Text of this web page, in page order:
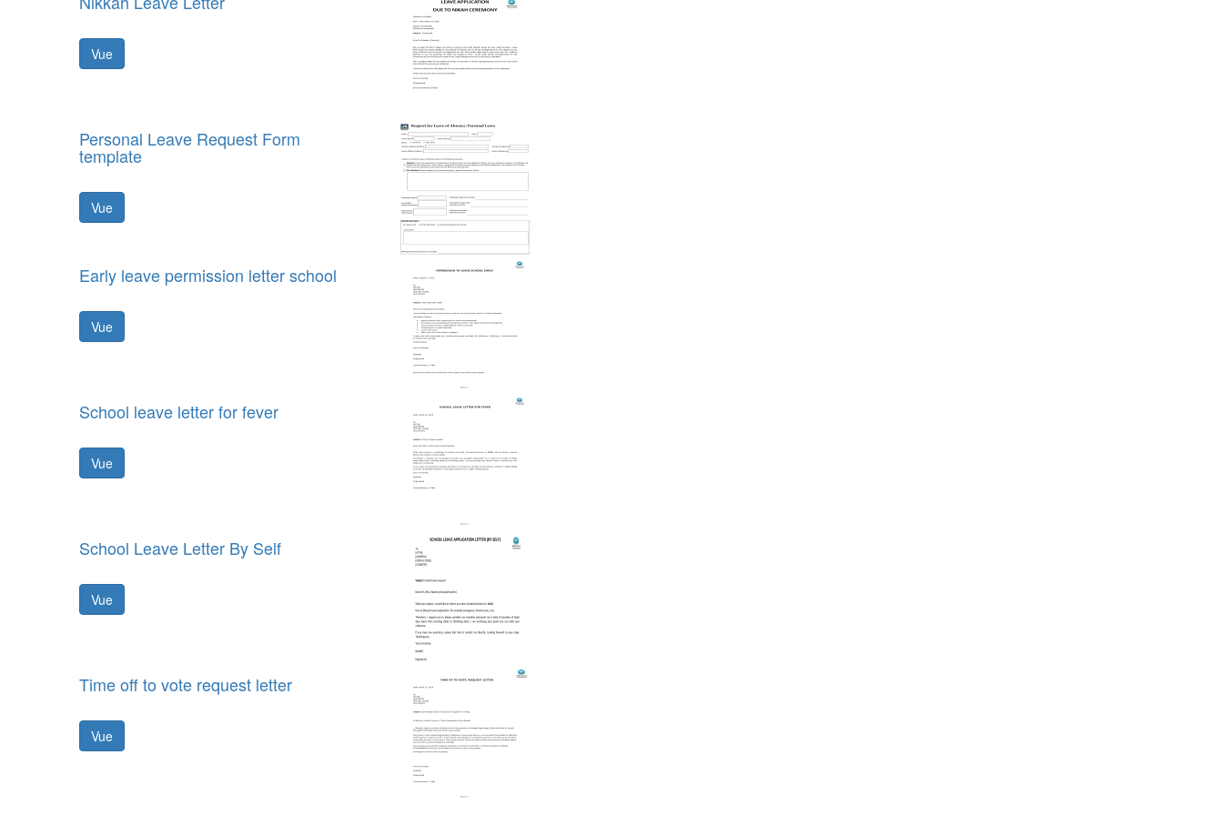
Vue
Personal Leave Request Form
template
Vue
Early leave permission letter school
Vue
School leave letter for fever
Vue
School Leave Letter By Self
Vue
Time off to vote request letter
Vue